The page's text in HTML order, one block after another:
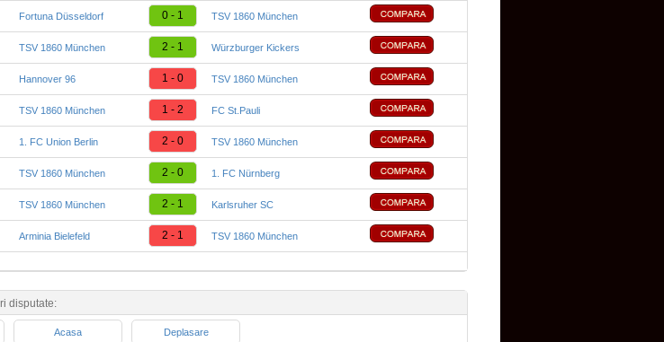
Fortuna Düsseldorf 0 - 1 TSV 1860 München
TSV 1860 München 2 - 1 Würzburger Kickers
Hannover 96 1 - 0 TSV 1860 München
TSV 1860 München 1 - 2 FC St.Pauli
1. FC Union Berlin 2 - 0 TSV 1860 München
TSV 1860 München 2 - 0 1. FC Nürnberg
TSV 1860 München 2 - 1 Karlsruher SC
Arminia Bielefeld 2 - 1 TSV 1860 München
disputate:
Acasa Deplasare